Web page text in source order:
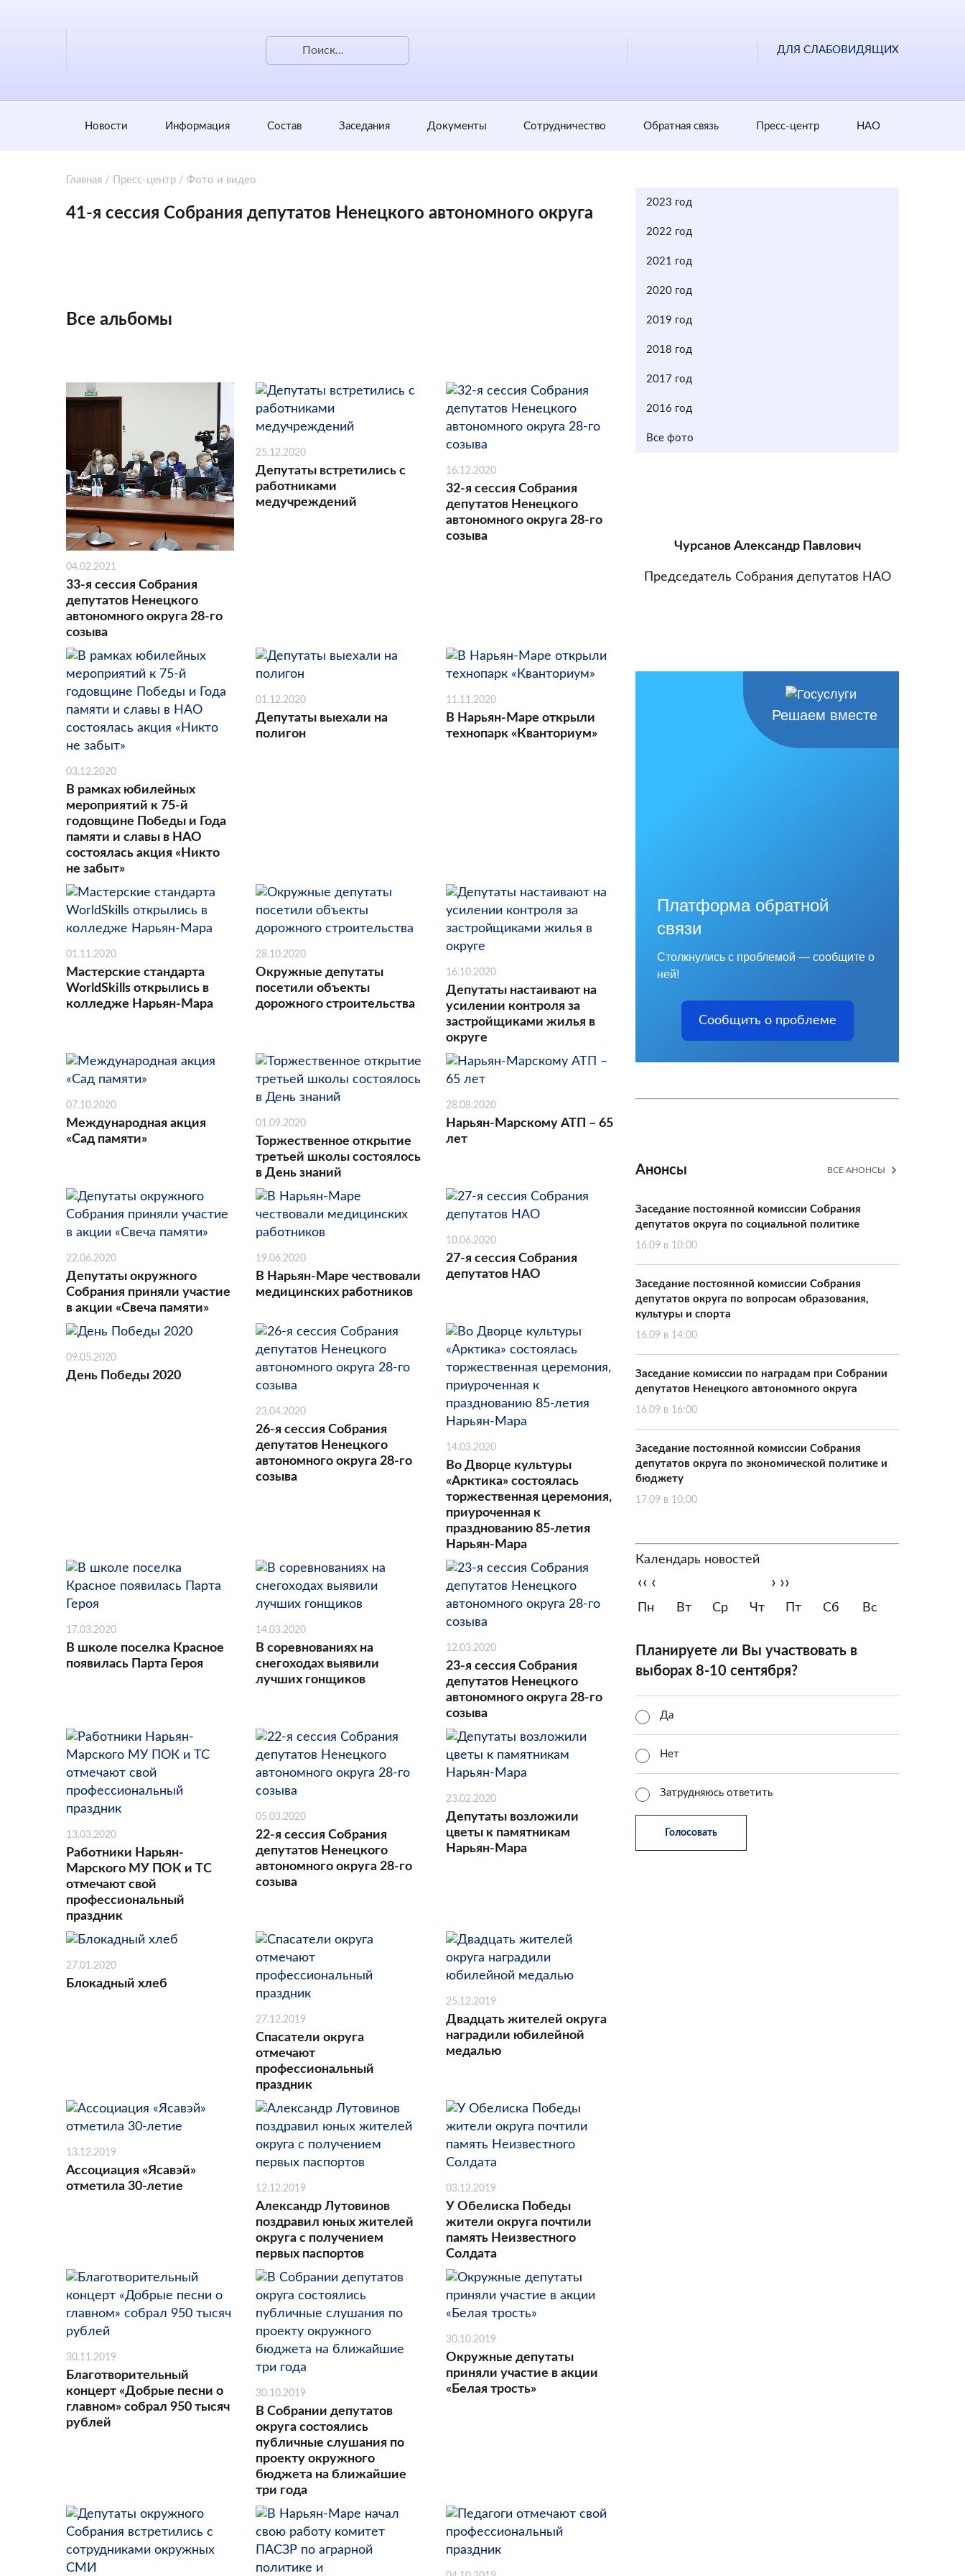
ДЛЯ СЛАБОВИДЯЩИХ
Новости Информация Состав Заседания Документы Сотрудничество Обратная cвязь Пресс-центр НАО
Главная / Пресс-центр / Фото и видео
41-я сессия Собрания депутатов Ненецкого автономного округа
Все альбомы
04.02.2021
33-я сессия Собрания
депутатов Ненецкого
автономного округа 28-го
созыва
25.12.2020
Депутаты встретились с
работниками
медучреждений
16.12.2020
32-я сессия Собрания
депутатов Ненецкого
автономного округа 28-го
созыва
03.12.2020
В рамках юбилейных
мероприятий к 75-й
годовщине Победы и Года
памяти и славы в НАО
состоялась акция «Никто
не забыт»
01.12.2020
Депутаты выехали на
полигон
11.11.2020
В Нарьян-Маре открыли
технопарк «Кванториум»
01.11.2020
Мастерские стандарта
WorldSkills открылись в
колледже Нарьян-Мара
28.10.2020
Окружные депутаты
посетили объекты
дорожного строительства
16.10.2020
Депутаты настаивают на
усилении контроля за
застройщиками жилья в
округе
07.10.2020
Международная акция
«Сад памяти»
01.09.2020
Торжественное открытие
третьей школы состоялось
в День знаний
28.08.2020
Нарьян-Марскому АТП – 65
лет
22.06.2020
Депутаты окружного
Собрания приняли участие
в акции «Свеча памяти»
19.06.2020
В Нарьян-Маре чествовали
медицинских работников
10.06.2020
27-я сессия Собрания
депутатов НАО
09.05.2020
День Победы 2020
23.04.2020
26-я сессия Собрания
депутатов Ненецкого
автономного округа 28-го
созыва
14.03.2020
Во Дворце культуры
«Арктика» состоялась
торжественная церемония,
приуроченная к
празднованию 85-летия
Нарьян-Мара
17.03.2020
В школе поселка Красное
появилась Парта Героя
14.03.2020
В соревнованиях на
снегоходах выявили
лучших гонщиков
12.03.2020
23-я сессия Собрания
депутатов Ненецкого
автономного округа 28-го
созыва
13.03.2020
Работники Нарьян-
Марского МУ ПОК и ТС
отмечают свой
профессиональный
праздник
05.03.2020
22-я сессия Собрания
депутатов Ненецкого
автономного округа 28-го
созыва
23.02.2020
Депутаты возложили
цветы к памятникам
Нарьян-Мара
27.01.2020
Блокадный хлеб
27.12.2019
Спасатели округа
отмечают
профессиональный
праздник
25.12.2019
Двадцать жителей округа
наградили юбилейной
медалью
13.12.2019
Ассоциация «Ясавэй»
отметила 30-летие
12.12.2019
Александр Лутовинов
поздравил юных жителей
округа с получением
первых паспортов
03.12.2019
У Обелиска Победы
жители округа почтили
память Неизвестного
Солдата
30.11.2019
Благотворительный
концерт «Добрые песни о
главном» собрал 950 тысяч
рублей
30.10.2019
В Собрании депутатов
округа состоялись
публичные слушания по
проекту окружного
бюджета на ближайшие
три года
30.10.2019
Окружные депутаты
приняли участие в акции
«Белая трость»
2023 год
2022 год
2021 год
2020 год
2019 год
2018 год
2017 год
2016 год
Все фото
Чурсанов Александр Павлович
Председатель Собрания депутатов НАО
Решаем вместе
Платформа обратной
связи
Столкнулись с проблемой — сообщите о
ней!
Сообщить о проблеме
Анонсы ВСЕ АНОНСЫ
Заседание постоянной комиссии Собрания
депутатов округа по социальной политике
16.09 в 10:00
Заседание постоянной комиссии Собрания
депутатов округа по вопросам образования,
культуры и спорта
16.09 в 14:00
Заседание комиссии по наградам при Собрании
депутатов Ненецкого автономного округа
16.09 в 16:00
Заседание постоянной комиссии Собрания
депутатов округа по экономической политике и
бюджету
17.09 в 10:00
Календарь новостей
‹‹ ‹ › ››
Пн Вт Ср Чт Пт Сб Вс
Планируете ли Вы участвовать в
выборах 8-10 сентября?
Да
Нет
Затрудняюсь ответить